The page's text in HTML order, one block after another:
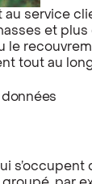
service
et plus
le
tout au
données